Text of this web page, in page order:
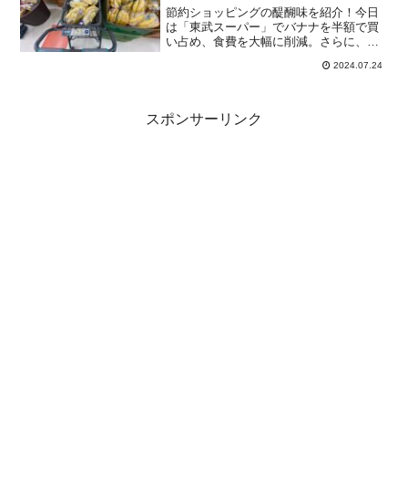
節約ショッピングの醍醐味を紹介！今日
は「東武スーパー」でバナナを半額で買
い占め、食費を大幅に削減。さらに、初
このブログでは、スマートな買い物方法
合した一日を、買い物リストと共に詳し
く解説。
2024.07.24
スポンサーリンク